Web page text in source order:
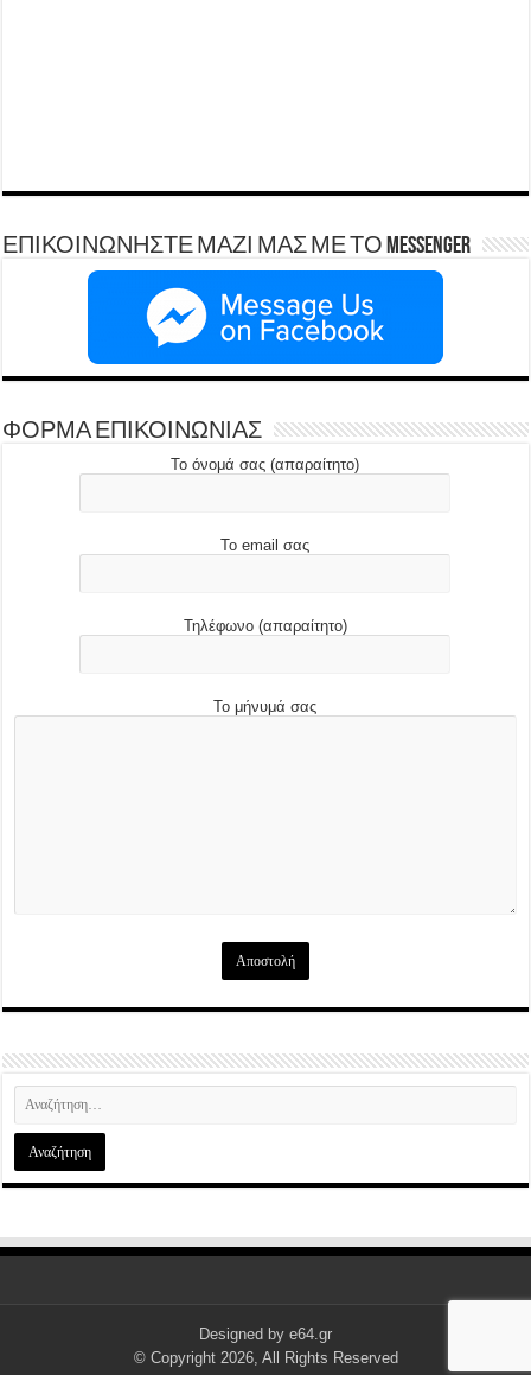
ΕΠΙΚΟΙΝΩΝΗΣΤΕ ΜΑΖΙ ΜΑΣ ΜΕ ΤΟ Messenger
ΦΟΡΜΑ ΕΠΙΚΟΙΝΩΝΙΑΣ
Το όνομά σας (απαραίτητο)
Το email σας
Τηλέφωνο (απαραίτητο)
Το μήνυμά σας
Designed by e64.gr
© Copyright 2026, All Rights Reserved